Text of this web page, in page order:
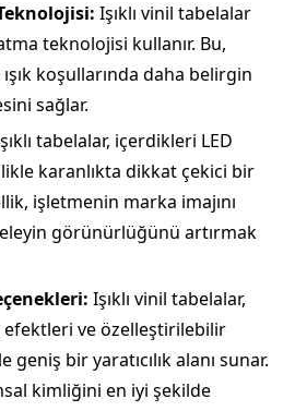
Işıklı vinil tabelalar
teknolojisi kullanır. Bu,
koşullarında daha belirgin
sağlar.
tabelalar, içerdikleri LED
karanlıkta dikkat çekici bir
işletmenin marka imajını
görünürlüğünü artırmak
Işıklı vinil tabelalar,
efektleri ve özelleştirilebilir
geniş bir yaratıcılık alanı sunar.
kimliğini en iyi şekilde